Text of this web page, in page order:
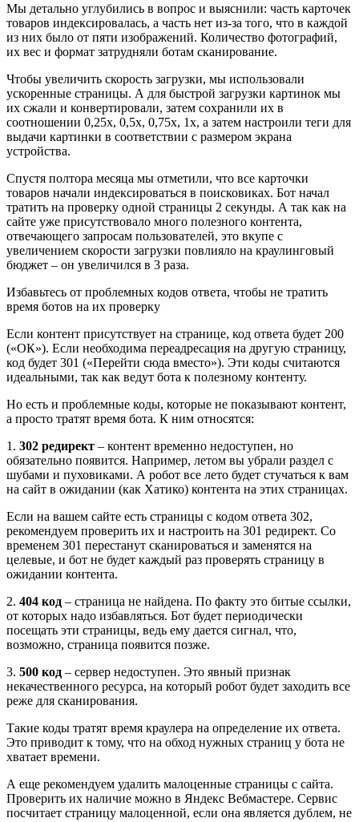
Мы детально углубились в вопрос и выяснили: часть карточек
товаров индексировалась, а часть нет из-за того, что в каждой
из них было от пяти изображений. Количество фотографий,
их вес и формат затрудняли ботам сканирование.
Чтобы увеличить скорость загрузки, мы использовали
ускоренные страницы. А для быстрой загрузки картинок мы
их сжали и конвертировали, затем сохранили их в
соотношении 0,25х, 0,5х, 0,75х, 1х, а затем настроили теги для
выдачи картинки в соответствии с размером экрана
устройства.
Спустя полтора месяца мы отметили, что все карточки
товаров начали индексироваться в поисковиках. Бот начал
тратить на проверку одной страницы 2 секунды. А так как на
сайте уже присутствовало много полезного контента,
отвечающего запросам пользователей, это вкупе с
увеличением скорости загрузки повлияло на краулинговый
бюджет – он увеличился в 3 раза.
Избавьтесь от проблемных кодов ответа, чтобы не тратить
время ботов на их проверку
Если контент присутствует на странице, код ответа будет 200
(«ОК»). Если необходима переадресация на другую страницу,
код будет 301 («Перейти сюда вместо»). Эти коды считаются
идеальными, так как ведут бота к полезному контенту.
Но есть и проблемные коды, которые не показывают контент,
а просто тратят время бота. К ним относятся:
1. 302 редирект – контент временно недоступен, но
обязательно появится. Например, летом вы убрали раздел с
шубами и пуховиками. А робот все лето будет стучаться к вам
на сайт в ожидании (как Хатико) контента на этих страницах.
Если на вашем сайте есть страницы с кодом ответа 302,
рекомендуем проверить их и настроить на 301 редирект. Со
временем 301 перестанут сканироваться и заменятся на
целевые, и бот не будет каждый раз проверять страницу в
ожидании контента.
2. 404 код – страница не найдена. По факту это битые ссылки,
от которых надо избавляться. Бот будет периодически
посещать эти страницы, ведь ему дается сигнал, что,
возможно, страница появится позже.
3. 500 код – сервер недоступен. Это явный признак
некачественного ресурса, на который робот будет заходить все
реже для сканирования.
Такие коды тратят время краулера на определение их ответа.
Это приводит к тому, что на обход нужных страниц у бота не
хватает времени.
А еще рекомендуем удалить малоценные страницы с сайта.
Проверить их наличие можно в Яндекс Вебмастере. Сервис
посчитает страницу малоценной, если она является дублем, не